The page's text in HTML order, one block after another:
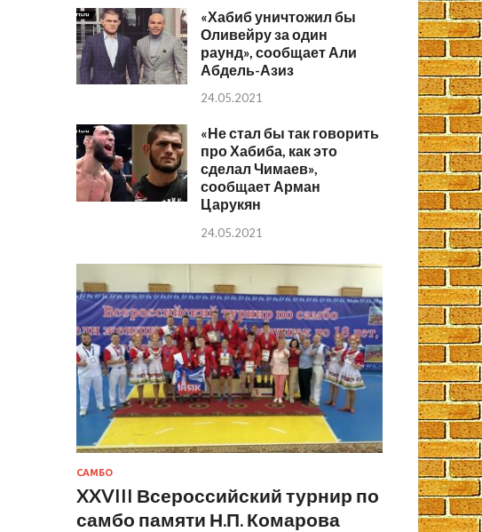
«Хабиб уничтожил бы
Оливейру за один
раунд», сообщает Али
Абдель-Азиз
24.05.2021
«Не стал бы так говорить
про Хабиба, как это
сделал Чимаев»,
сообщает Арман
Царукян
24.05.2021
САМБО
XXVIII Всероссийский турнир по
самбо памяти Н.П. Комарова